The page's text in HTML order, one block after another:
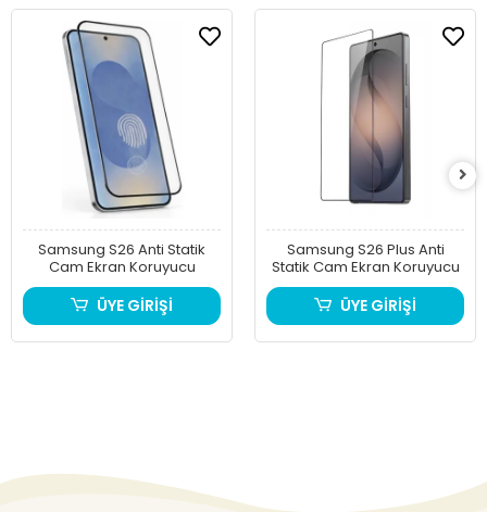
Samsung S26 Anti Statik
Cam Ekran Koruyucu
ÜYE GİRİŞİ
Samsung S26 Plus Anti
Statik Cam Ekran Koruyucu
ÜYE GİRİŞİ